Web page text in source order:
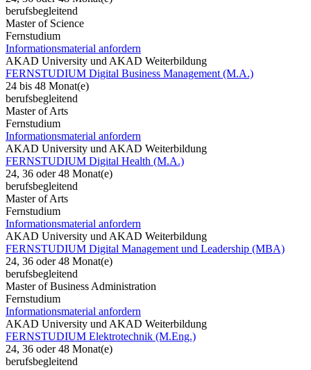
berufsbegleitend
Master of Science
Fernstudium
Informationsmaterial anfordern
AKAD University und AKAD Weiterbildung
FERNSTUDIUM Digital Business Management (M.A.)
24 bis 48 Monat(e)
berufsbegleitend
Master of Arts
Fernstudium
Informationsmaterial anfordern
AKAD University und AKAD Weiterbildung
FERNSTUDIUM Digital Health (M.A.)
24, 36 oder 48 Monat(e)
berufsbegleitend
Master of Arts
Fernstudium
Informationsmaterial anfordern
AKAD University und AKAD Weiterbildung
FERNSTUDIUM Digital Management und Leadership (MBA)
24, 36 oder 48 Monat(e)
berufsbegleitend
Master of Business Administration
Fernstudium
Informationsmaterial anfordern
AKAD University und AKAD Weiterbildung
FERNSTUDIUM Elektrotechnik (M.Eng.)
24, 36 oder 48 Monat(e)
berufsbegleitend